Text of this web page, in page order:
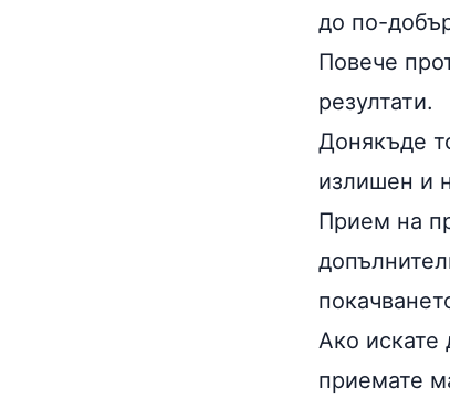
до по-
Повече
резултати.
Донякъде
излишен и
Прием на
Ако искате
приемате